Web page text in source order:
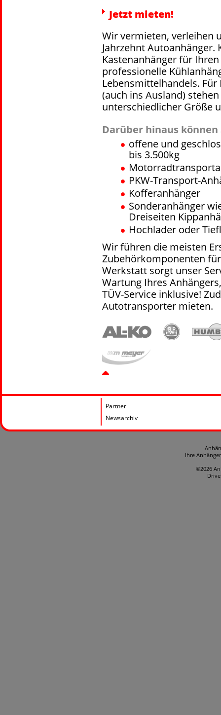
Jetzt mieten!
Wir vermieten, verleihen
Jahrzehnt Autoanhänger.
Kastenanhänger für
professionelle
Lebensmittelhandels.
(auch ins Ausland)
unterschiedlicher Größe
Darüber hinaus
offene und
bis 3.500kg
PKW-Transport-
Kofferanhänger
Sonderanhänger
Dreiseiten
Hochlader oder
Wir führen die meisten
Zubehörkomponenten
Werkstatt sorgt unser
Wartung Ihres
TÜV-Service inklusive!
Autotransporter mieten.
Partner
Newsarchiv
Ihre
©2026